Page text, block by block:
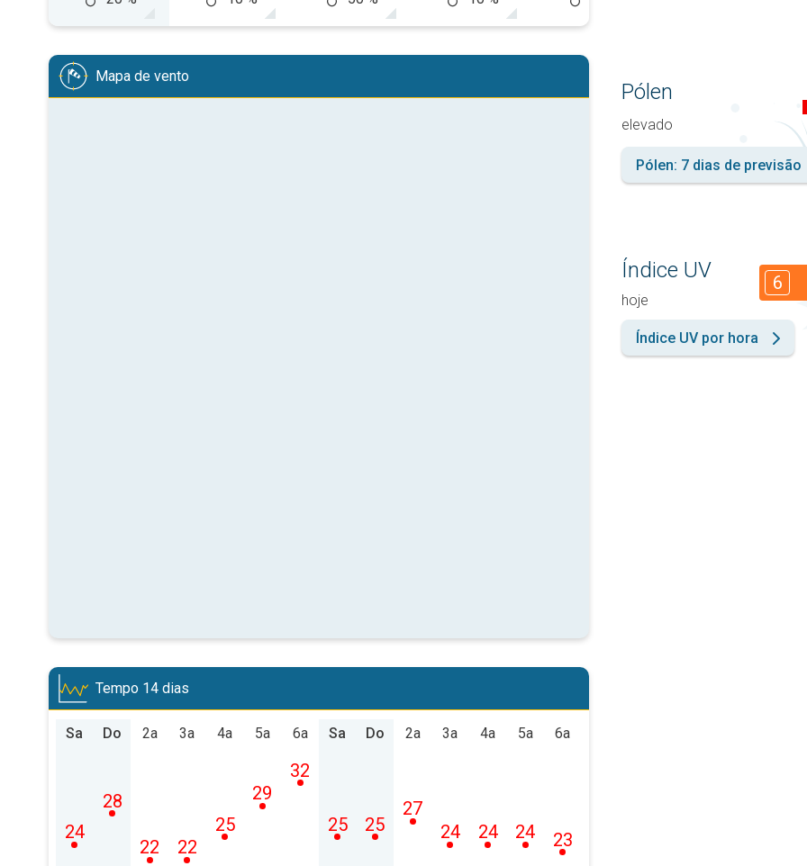
Mapa de vento
Tempo 14 dias
Sa
24
Do
28
2a
22
3a
22
4a
25
5a
29
6a
32
Sa
25
Do
25
2a
27
3a
24
4a
24
5a
24
6a
23
Pólen
elevado
Pólen: 7 dias de previsão
Índice UV
hoje
6
Índice UV por hora